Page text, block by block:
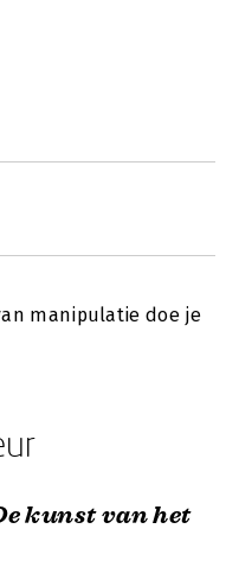
manipulatie doe je
kunst van het